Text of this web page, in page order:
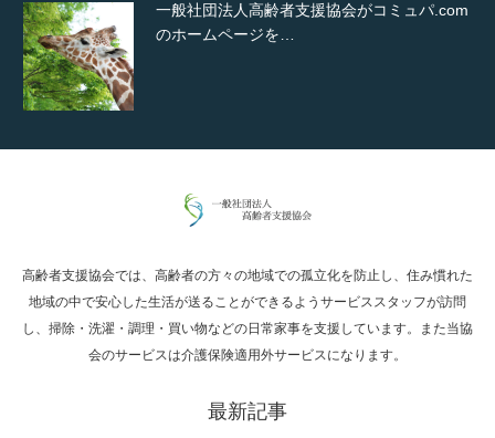
一般社団法人高齢者支援協会がコミュパ.com
のホームページを…
通常投稿
Hello world!
究極的に実用性を重視した「フッターバー」
高齢者支援協会では、高齢者の方々の地域での孤立化を防止し、住み慣れた
地域の中で安心した生活が送ることができるようサービススタッフが訪問
し、掃除・洗濯・調理・買い物などの日常家事を支援しています。また当協
会のサービスは介護保険適用外サービスになります。
最新記事